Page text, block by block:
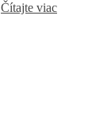
Čítajte viac